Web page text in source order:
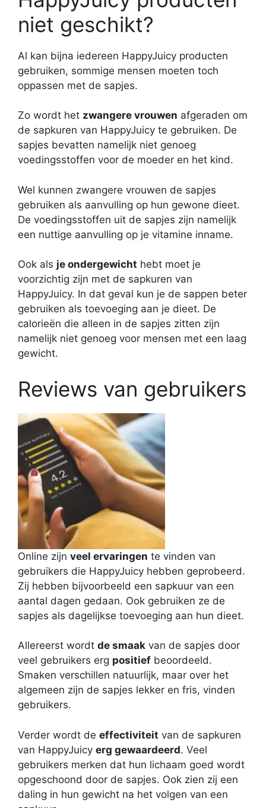
niet geschikt?
Al kan bijna iedereen HappyJuicy producten
gebruiken, sommige mensen moeten toch
oppassen met de sapjes.
Zo wordt het zwangere vrouwen afgeraden om
de sapkuren van HappyJuicy te gebruiken. De
sapjes bevatten namelijk niet genoeg
voedingsstoffen voor de moeder en het kind.
Wel kunnen zwangere vrouwen de sapjes
gebruiken als aanvulling op hun gewone dieet.
De voedingsstoffen uit de sapjes zijn namelijk
een nuttige aanvulling op je vitamine inname.
Ook als je ondergewicht hebt moet je
voorzichtig zijn met de sapkuren van
HappyJuicy. In dat geval kun je de sappen beter
gebruiken als toevoeging aan je dieet. De
calorieën die alleen in de sapjes zitten zijn
namelijk niet genoeg voor mensen met een laag
gewicht.
Reviews van gebruikers
Online zijn veel ervaringen te vinden van
gebruikers die HappyJuicy hebben geprobeerd.
Zij hebben bijvoorbeeld een sapkuur van een
aantal dagen gedaan. Ook gebruiken ze de
sapjes als dagelijkse toevoeging aan hun dieet.
Allereerst wordt de smaak van de sapjes door
veel gebruikers erg positief beoordeeld.
Smaken verschillen natuurlijk, maar over het
algemeen zijn de sapjes lekker en fris, vinden
gebruikers.
Verder wordt de effectiviteit van de sapkuren
van HappyJuicy erg gewaardeerd. Veel
gebruikers merken dat hun lichaam goed wordt
opgeschoond door de sapjes. Ook zien zij een
daling in hun gewicht na het volgen van een